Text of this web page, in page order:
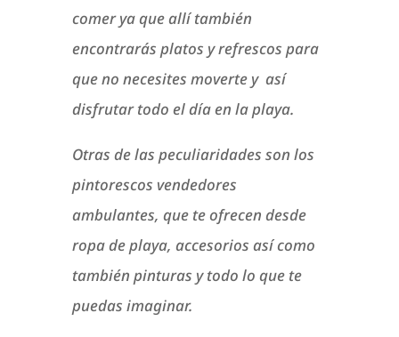
comer ya que allí también
encontrarás platos y refrescos para
que no necesites moverte y así
disfrutar todo el día en la playa.
Otras de las peculiaridades son los
pintorescos vendedores
ambulantes, que te ofrecen desde
ropa de playa, accesorios así como
también pinturas y todo lo que te
puedas imaginar.